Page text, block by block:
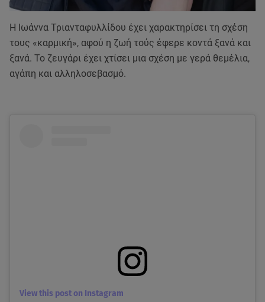
Η Ιωάννα Τριανταφυλλίδου έχει χαρακτηρίσει τη σχέση
τους «καρμική», αφού η ζωή τούς έφερε κοντά ξανά και
ξανά. Το ζευγάρι έχει χτίσει μια σχέση με γερά θεμέλια,
αγάπη και αλληλοσεβασμό.
View this post on Instagram